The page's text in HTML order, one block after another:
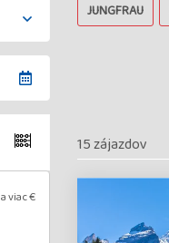
a viac €
JUNGFRAU
15 zájazdov